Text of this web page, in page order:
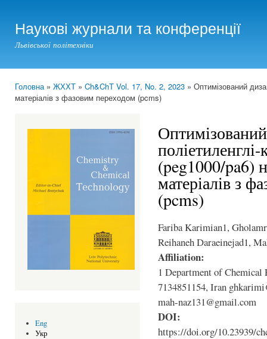
Наукові журнали та конференції
Львівської політехніки
You are here
Головна» ЖХХТ » Ch&ChT Vol. 17, No. 2, 2023 » Оптимізований
матеріалів з фазовим переходом (pcms)
Eng
Укр
(peg1000/pa6)
матеріалів з
(pcms)
Fariba Karimian1,
Reihaneh Daraeinejad1,
Affiliation:
1 Department of
7134851154, Iran
mah-naz131@gmail.com
DOI:
https://doi.org/10.23939/